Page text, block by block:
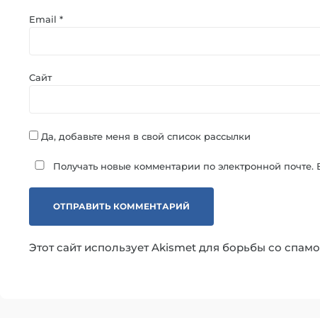
Email *
Сайт
Да, добавьте меня в свой список рассылки
Получать новые комментарии по электронной почте.
Этот сайт использует Akismet для борьбы со